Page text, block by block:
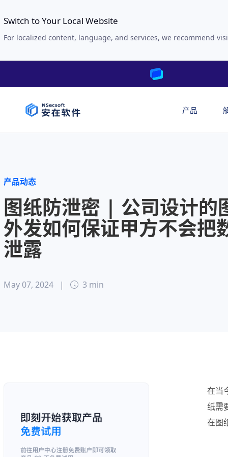
Switch to Your Local Website
For localized content, language, and services, we recommend
产品
产品动态
图纸防泄密 | 公司设计的
外发如何保证甲方不会把
泄露
May 07, 2024 | 3 min
在当
纸需
在图